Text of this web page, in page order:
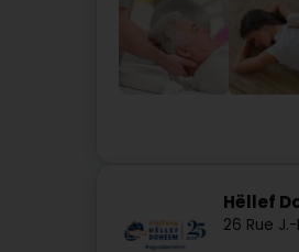
Hëllef
26 Rue